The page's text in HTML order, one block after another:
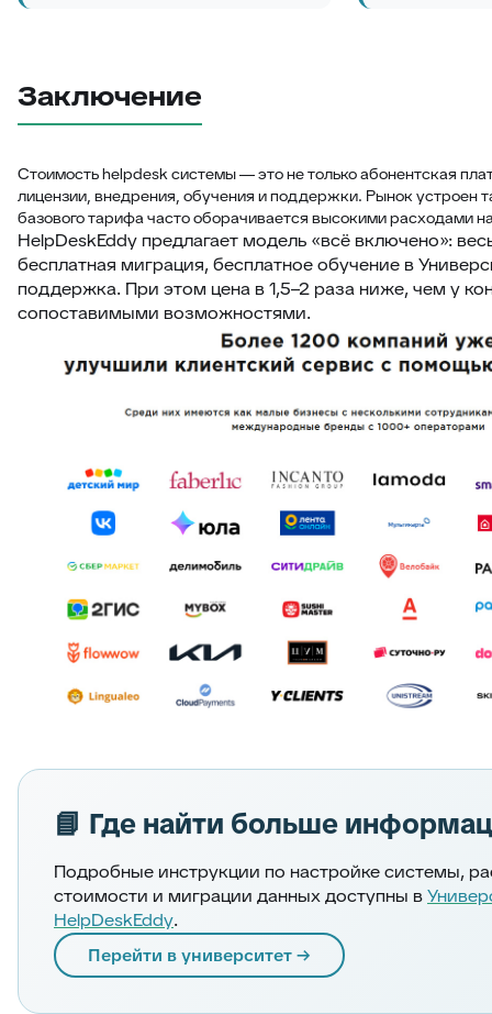
Заключение
Стоимость helpdesk системы — это не только абонентская
лицензии, внедрения, обучения и поддержки. Рынок устроен
базового тарифа часто оборачивается высокими расходами
HelpDeskEddy предлагает модель «всё включено»:
бесплатная миграция, бесплатное обучение в
поддержка. При этом цена в 1,5–2 раза ниже, чем у
сопоставимыми возможностями.
📘 Где найти больше
Подробные инструкции по настройке системы,
стоимости и миграции данных доступны в
HelpDeskEddy.
Перейти в университет →